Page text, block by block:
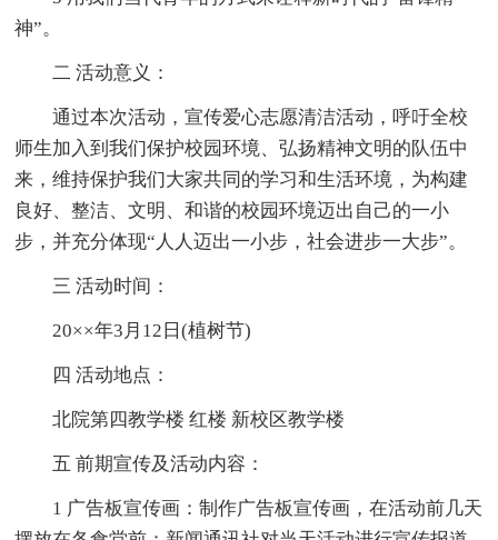
神”。
二 活动意义：
通过本次活动，宣传爱心志愿清洁活动，呼吁全校
师生加入到我们保护校园环境、弘扬精神文明的队伍中
来，维持保护我们大家共同的学习和生活环境，为构建
良好、整洁、文明、和谐的校园环境迈出自己的一小
步，并充分体现“人人迈出一小步，社会进步一大步”。
三 活动时间：
20××年3月12日(植树节)
四 活动地点：
北院第四教学楼 红楼 新校区教学楼
五 前期宣传及活动内容：
1 广告板宣传画：制作广告板宣传画，在活动前几天